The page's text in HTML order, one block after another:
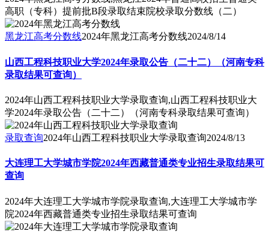
高职（专科）提前批B段录取结束院校录取分数线（二）
黑龙江高考分数线2024年黑龙江高考分数线2024/8/14
山西工程科技职业大学2024年录取公告（二十二）（河南专科
录取结果可查询）
2024年山西工程科技职业大学录取查询,山西工程科技职业大
学2024年录取公告（二十二）（河南专科录取结果可查询）
录取查询2024年山西工程科技职业大学录取查询2024/8/13
大连理工大学城市学院2024年西藏普通类专业招生录取结果可
查询
2024年大连理工大学城市学院录取查询,大连理工大学城市学
院2024年西藏普通类专业招生录取结果可查询